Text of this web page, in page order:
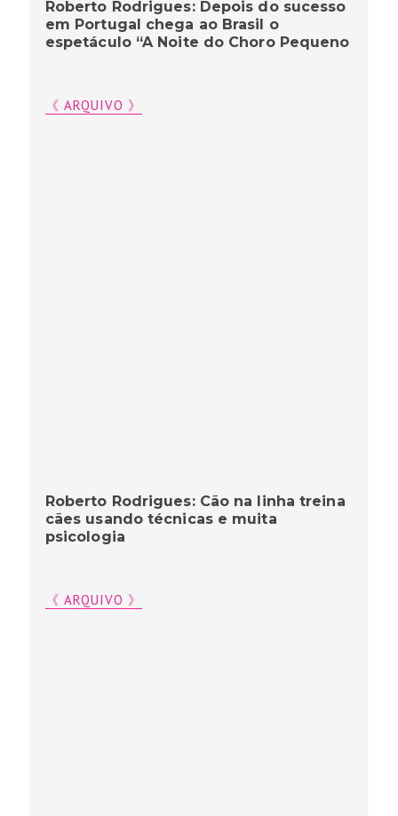
Roberto Rodrigues: Depois do sucesso
em Portugal chega ao Brasil o
espetáculo “A Noite do Choro Pequeno
《 ARQUIVO 》
Roberto Rodrigues: Cão na linha treina
cães usando técnicas e muita
psicologia
《 ARQUIVO 》